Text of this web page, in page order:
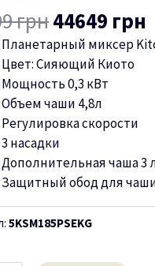
грн44649 грн
Планетарный миксер
Цвет:Сияющий Киото
Мощность 0,3 кВт
Объем чаши 4,8л
Регулировка скорости
3 насадки
Дополнительная чаша3
Защитный ободдля
5KSM185PSEKG